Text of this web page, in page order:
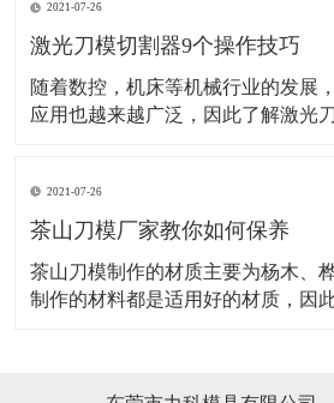
的操作机械，保养也是很好控制衰
先的方法，并且还能保证下次使用
2021-07-26
激光刀模切割器9个操作技巧
随着数控，机床等机械行业的发展
应用也越来越广泛，因此了解激光
须穿戴劳保用品。 2、操作者必须经过严格培训，才能上
岗，对不要不熟悉激光刀模切割机操
2021-07-26
茶山刀模厂家教你如何保养
茶山刀模制作的材质主要为杨木、
制作的材料都是适用好的材质，因